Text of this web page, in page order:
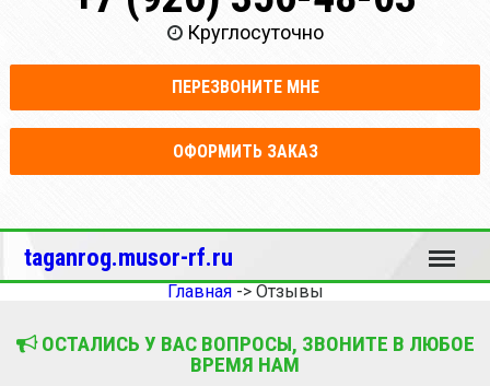
Круглосуточно
ПЕРЕЗВОНИТЕ МНЕ
ОФОРМИТЬ ЗАКАЗ
taganrog.musor-rf.ru Меню
Главная-> Отзывы
ОСТАЛИСЬ У ВАС ВОПРОСЫ, ЗВОНИТЕ В ЛЮБОЕ
ВРЕМЯ НАМ